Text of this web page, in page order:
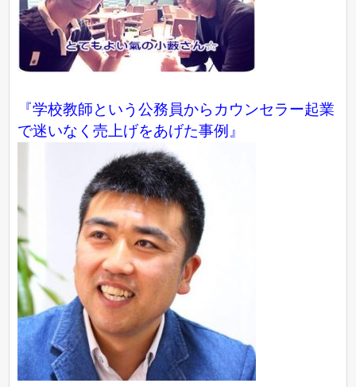
『学校教師という公務員からカウンセラー起業
で迷いなく売上げをあげた事例』